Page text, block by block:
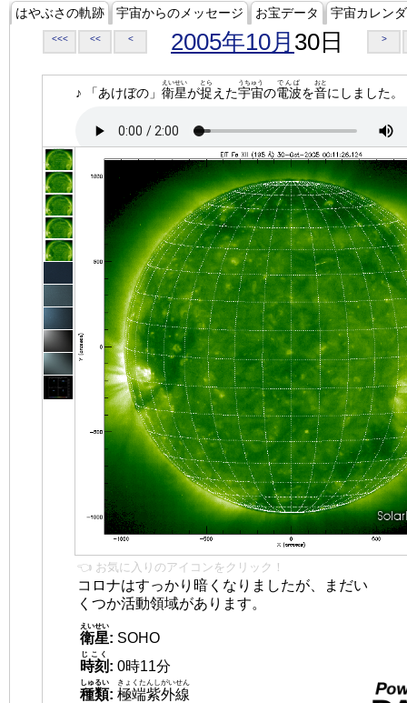
はやぶさの軌跡 宇宙からのメッセージ お宝データ 宇宙カレン
<<< << < 2005年10月 30日 >
♪ 「あけぼの」 衛星
えいせい
が捉
とら
えた宇宙
うちゅう
の電波
でんぱ
を音
おと
にしました。
👈 お気に入りのアイコンをクリック！
コロナはすっかり暗くなりましたが、まだい
くつか活動領域があります。
衛星
えいせい
: SOHO
時刻
じこく
: 0時11分
種類
しゅるい
: 極端紫外線
きょくたんしがいせん